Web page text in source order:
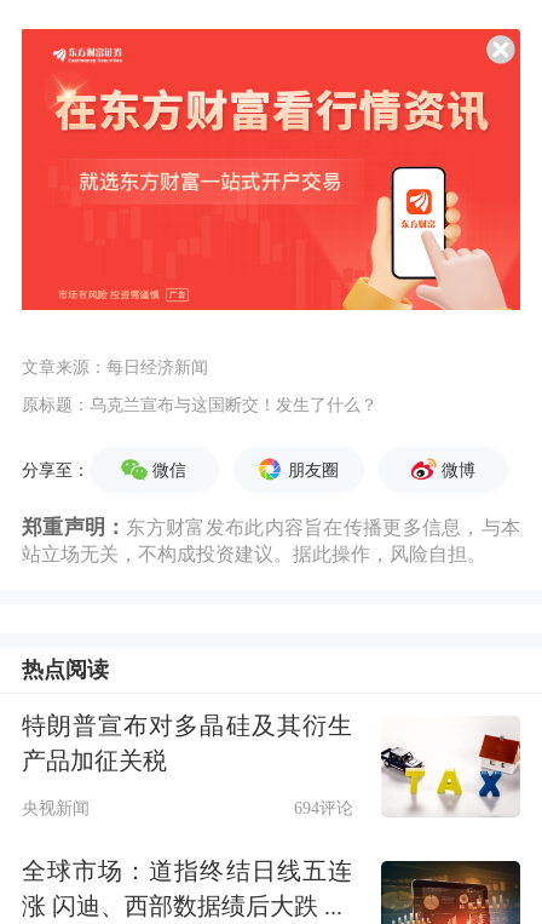
文章来源：每日经济新闻
原标题：乌克兰宣布与这国断交！发生了什么？
分享至： 微信 朋友圈 微博
郑重声明： 东方财富发布此内容旨在传播更多信息，与本
站立场无关，不构成投资建议。据此操作，风险自担。
热点阅读
特朗普宣布对多晶硅及其衍生
产品加征关税
央视新闻 694评论
全球市场：道指终结日线五连
涨 闪迪、西部数据绩后大跌 ...